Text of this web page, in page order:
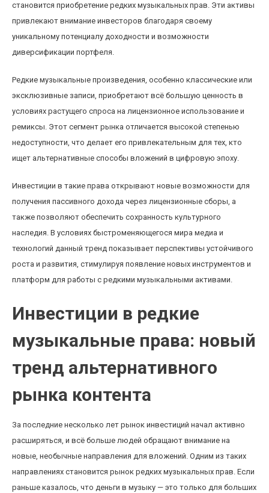
становится приобретение редких музыкальных прав. Эти активы
привлекают внимание инвесторов благодаря своему
уникальному потенциалу доходности и возможности
диверсификации портфеля.
Редкие музыкальные произведения, особенно классические или
эксклюзивные записи, приобретают всё большую ценность в
условиях растущего спроса на лицензионное использование и
ремиксы. Этот сегмент рынка отличается высокой степенью
недоступности, что делает его привлекательным для тех, кто
ищет альтернативные способы вложений в цифровую эпоху.
Инвестиции в такие права открывают новые возможности для
получения пассивного дохода через лицензионные сборы, а
также позволяют обеспечить сохранность культурного
наследия. В условиях быстроменяющегося мира медиа и
технологий данный тренд показывает перспективы устойчивого
роста и развития, стимулируя появление новых инструментов и
платформ для работы с редкими музыкальными активами.
Инвестиции в редкие
музыкальные права: новый
тренд альтернативного
рынка контента
За последние несколько лет рынок инвестиций начал активно
расширяться, и всё больше людей обращают внимание на
новые, необычные направления для вложений. Одним из таких
направлениях становится рынок редких музыкальных прав. Если
раньше казалось, что деньги в музыку — это только для больших